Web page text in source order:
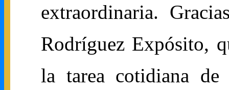
extraordinaria.
Rodríguez Expósito,
la tarea cotidiana